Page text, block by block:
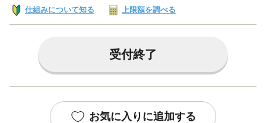
仕組みについて知る 上限額を調べる
受付終了
お気に入りに追加する